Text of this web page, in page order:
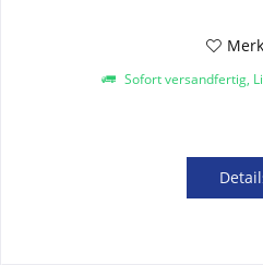
Sofort versandfertig,